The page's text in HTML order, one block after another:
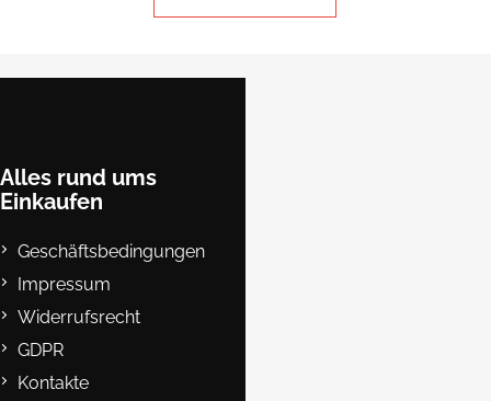
i
k
l
r
e
i
Alles rund ums
Einkaufen
Geschäftsbedingungen
Impressum
Widerrufsrecht
GDPR
Kontakte